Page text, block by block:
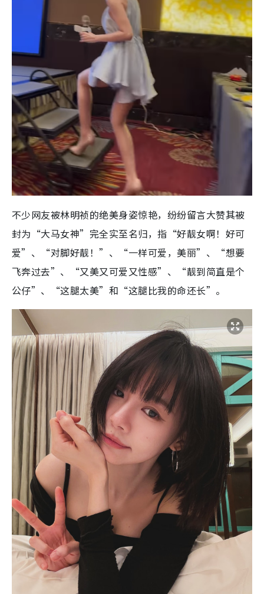
不少网友被林明祯的绝美身姿惊艳，纷纷留言大赞其被
封为“大马女神”完全实至名归，指“好靓女啊！好可
爱”、“对脚好靓！”、“一样可爱，美丽”、“想要
飞奔过去”、“又美又可爱又性感”、“靓到简直是个
公仔”、“这腿太美”和“这腿比我的命还长”。